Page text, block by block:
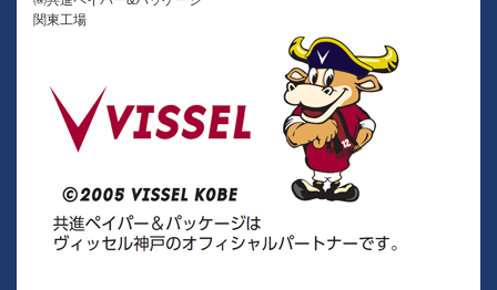
関東工場